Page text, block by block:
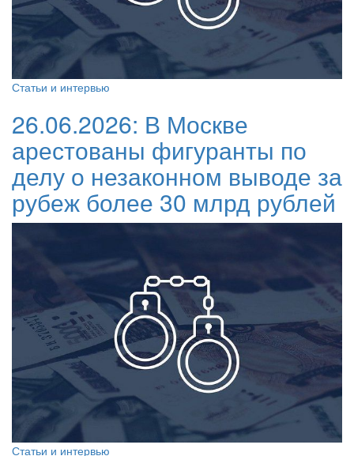
Статьи и интервью
26.06.2026: В Москве
арестованы фигуранты по
делу о незаконном выводе за
рубеж более 30 млрд рублей
Статьи и интервью